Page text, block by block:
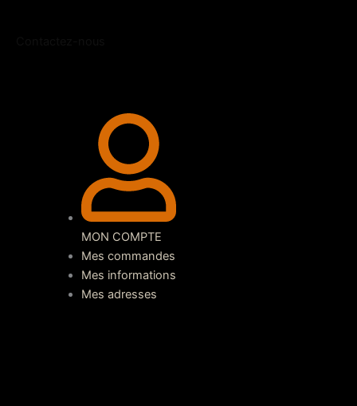
MON COMPTE
Mes commandes
Mes informations
Mes adresses